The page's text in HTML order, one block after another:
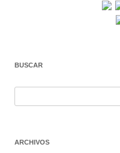
BUSCAR
ARCHIVOS